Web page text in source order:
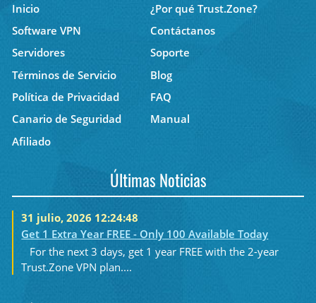
Inicio
¿Por qué Trust.Zone?
Software VPN
Contáctanos
Servidores
Soporte
Términos de Servicio
Blog
Política de Privacidad
FAQ
Canario de Seguridad
Manual
Afiliado
Últimas Noticias
31 julio, 2026 12:24:48
Get 1 Extra Year FREE - Only 100 Available Today
For the next 3 days, get 1 year FREE with the 2-year
Trust.Zone VPN plan....